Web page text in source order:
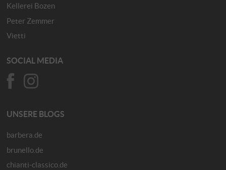
Kellerei Bozen
Peter Zemmer
Vietti
SOCIAL MEDIA
UNSERE BLOGS
barbera.de
brunello.de
chianti-classico.de